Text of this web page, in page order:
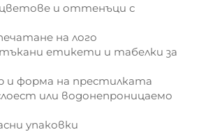
цветове и оттенъци с
на лого
етикети и табелки за
и форма на престилката
или водонепроницаемо
упаковки